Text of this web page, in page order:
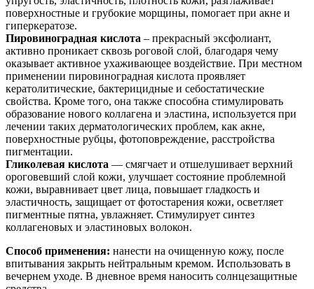
поверхностные и грубокие морщины, помогает при акне и
гиперкератозе.
Пировиноградная кислота – прекрасный эксфолиант,
активно проникает сквозь роговой слой, благодаря чему
оказывает активное ухаживающее воздействие. При местном
применении пировиноградная кислота проявляет
кератолитические, бактерицидные и себостатические
свойства. Кроме того, она также способна стимулировать
образование нового коллагена и эластина, используется при
лечении таких дерматологических проблем, как акне,
поверхностные рубцы, фотоповреждение, расстройства
пигментации.
Гликолевая кислота — смягчает и отшелушивает верхний
ороговевший слой кожи, улучшает состояние проблемной
кожи, выравнивает цвет лица, повышает гладкость и
эластичность, защищает от фотостарения кожи, осветляет
пигментные пятна, увлажняет. Стимулирует синтез
коллагеновых и эластиновых волокон.
Способ применения: нанести на очищенную кожу, после
впитывания закрыть нейтральным кремом. Использовать в
вечернем уходе. В дневное время наносить солнцезащитные